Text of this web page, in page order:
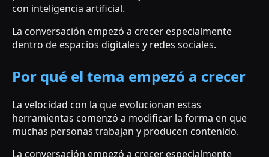
con inteligencia artificial.
La conversación empezó a crecer especialmente
dentro de espacios digitales y redes sociales.
Por qué el tema empezó a crecer
La velocidad con la que evolucionan estas
herramientas comenzó a modificar la forma en que
muchas personas trabajan y producen contenido.
La conversación empezó a crecer especialmente